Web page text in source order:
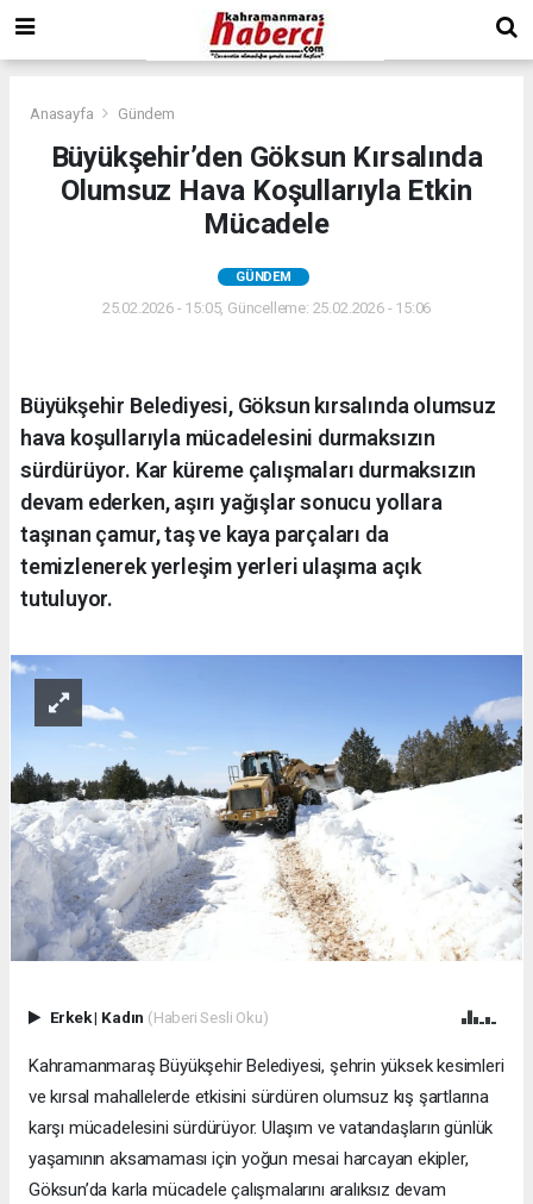
Anasayfa Gündem
Büyükşehir’den Göksun Kırsalında
Olumsuz Hava Koşullarıyla Etkin
Mücadele
GÜNDEM
25.02.2026 - 15:05, Güncelleme: 25.02.2026 - 15:06
Büyükşehir Belediyesi, Göksun kırsalında olumsuz
hava koşullarıyla mücadelesini durmaksızın
sürdürüyor. Kar küreme çalışmaları durmaksızın
devam ederken, aşırı yağışlar sonucu yollara
taşınan çamur, taş ve kaya parçaları da
temizlenerek yerleşim yerleri ulaşıma açık
tutuluyor.
Erkek| Kadın (Haberi Sesli Oku)
Kahramanmaraş Büyükşehir Belediyesi, şehrin yüksek kesimleri
ve kırsal mahallelerde etkisini sürdüren olumsuz kış şartlarına
karşı mücadelesini sürdürüyor. Ulaşım ve vatandaşların günlük
yaşamının aksamaması için yoğun mesai harcayan ekipler,
Göksun’da karla mücadele çalışmalarını aralıksız devam